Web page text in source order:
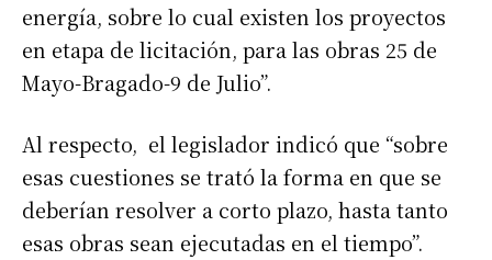
energía, sobre lo cual existen los proyectos
en etapa de licitación, para las obras 25 de
Mayo-Bragado-9 de Julio”.
Al respecto, el legislador indicó que “sobre
esas cuestiones se trató la forma en que se
deberían resolver a corto plazo, hasta tanto
esas obras sean ejecutadas en el tiempo”.